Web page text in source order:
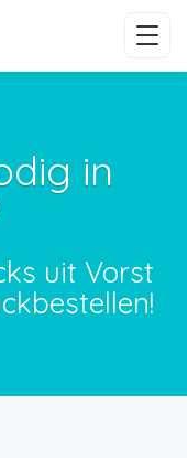
in
uit Vorst